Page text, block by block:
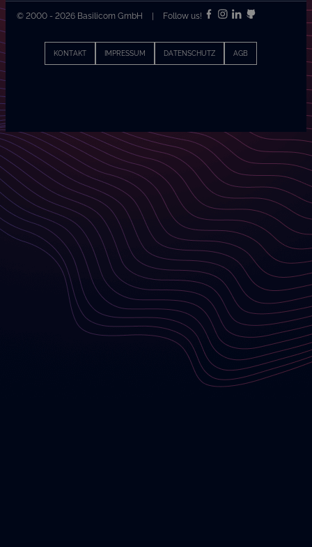
© 2000 - 2026 Basilicom GmbH Follow us!
KONTAKT IMPRESSUM DATENSCHUTZ AGB